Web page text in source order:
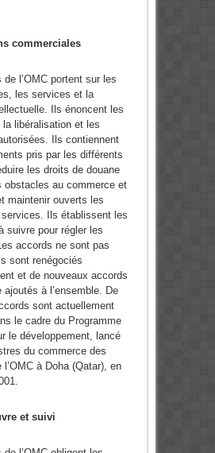
commerciales
de l’OMC portent sur les
les services et la
Ils énoncent les
la libéralisation et les
Ils contiennent
pris par les différents
les droits de douane
obstacles au commerce et
maintenir ouverts les
Ils établissent les
suivre pour régler les
accords ne sont pas
sont renégociés
et de nouveaux accords
ajoutés à l’ensemble. De
sont actuellement
le cadre du Programme
le développement, lancé
du commerce des
l’OMC à Doha (Qatar), en
et suivi